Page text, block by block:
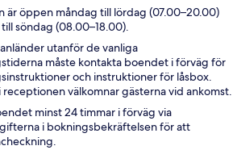
är öppen måndag till lördag (07.00–20.00)
söndag (08.00–18.00).
utanför de vanliga
måste kontakta boendet i förväg för
och instruktioner för låsbox.
receptionen välkomnar gästerna vid ankomst.
minst 24 timmar i förväg via
i bokningsbekräftelsen för att